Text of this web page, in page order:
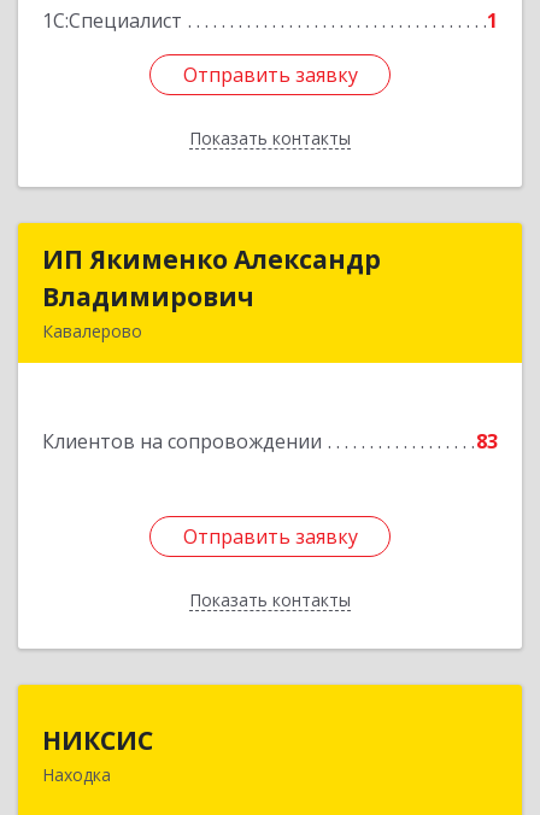
1С:Специалист 1
Отправить заявку
Показать контакты
Отправить заявку
Назад
ИП Якименко Александр
Владимирович
Кавалерово
Клиентов на сопровождении 83
Отправить заявку
Показать контакты
ИП Якименко Александр
Подробнее
Отправить заявку
Назад
НИКСИС
Находка